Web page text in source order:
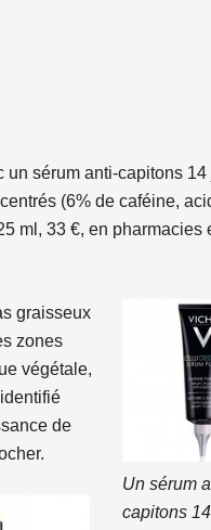
sérum anti-capitons 14
(6% de caféine,
ml, 33 €, en pharmacies
Un sérum
capitons
graisseux
zones
végétale,
de